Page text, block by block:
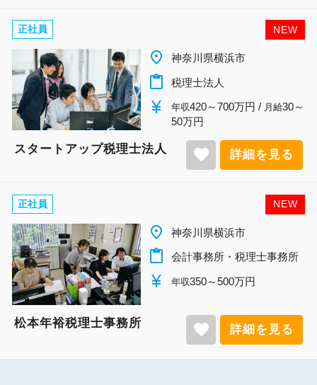
NEW
正社員
place 神奈川県横浜市
content_paste 税理士法人
currency_yen 年収420～700万円 / 月給30～
50万円
スタートアップ税理士法人 favorite 詳細を見る
NEW
正社員
place 神奈川県横浜市
content_paste 会計事務所・税理士事務所
currency_yen 年収350～500万円
松本年裕税理士事務所 favorite 詳細を見る